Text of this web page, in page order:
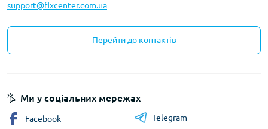
support@fixcenter.com.ua
Перейти до контактів
Ми у соціальних мережах
Facebook
Telegram